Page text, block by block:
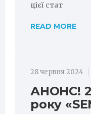
цієї стат
READ MORE
28 червня 2024
АНОНС!
року